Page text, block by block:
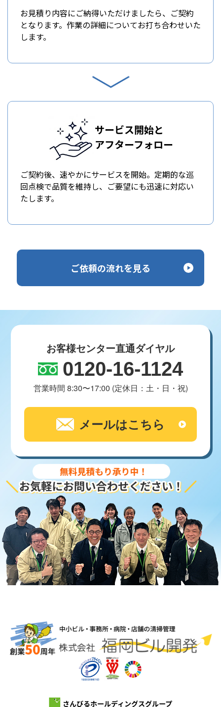
お見積り内容にご納得いただけましたら、ご契約
となります。作業の詳細についてお打ち合わせいた
します。
サービス開始と
アフターフォロー
ご契約後、速やかにサービスを開始。定期的な巡
回点検で品質を維持し、ご要望にも迅速に対応い
たします。
ご依頼の流れを見る
お客様センター直通ダイヤル
0120-16-1124
営業時間 8:30〜17:00 (定休日：土・日・祝)
メールはこちら